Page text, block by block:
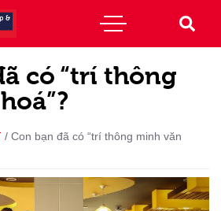
có “trí thông
/ Con bạn đã có “trí thông minh văn